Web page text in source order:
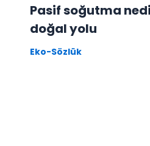
Pasif soğutma
doğal yolu
Eko-Sözlük